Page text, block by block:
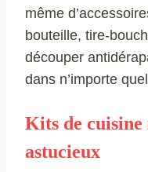
même
bouteille, tire-
découper
dans n’importe
Kits de cuisine
astucieux